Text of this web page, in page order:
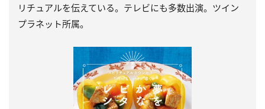
リチュアルを伝えている。テレビにも多数出演。ツイン
プラネット所属。